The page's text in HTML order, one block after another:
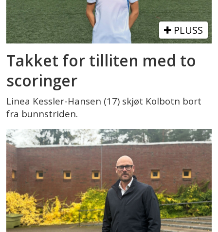
PLUSS
Takket for tilliten med to
scoringer
Linea Kessler-Hansen (17) skjøt Kolbotn bort
fra bunnstriden.